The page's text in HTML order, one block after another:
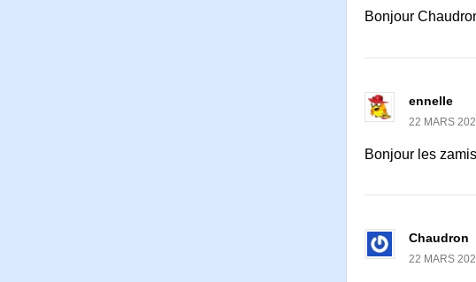
Bonjour
ennelle
22 MARS
Bonjour les
Chaudron
22 MARS